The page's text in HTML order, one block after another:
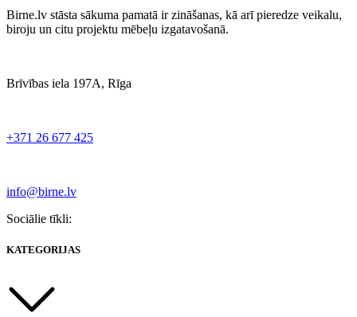
Birne.lv stāsta sākuma pamatā ir zināšanas, kā arī pieredze veikalu,
biroju un citu projektu mēbeļu izgatavošanā.
Brīvības iela 197A, Rīga
+371 26 677 425
info@birne.lv
Sociālie tīkli:
KATEGORIJAS